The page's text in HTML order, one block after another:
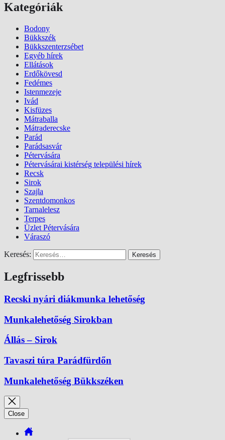
Kategóriák
Bodony
Bükkszék
Bükkszenterzsébet
Egyéb hírek
Ellátások
Erdőkövesd
Fedémes
Istenmezeje
Ivád
Kisfüzes
Mátraballa
Mátraderecske
Parád
Parádsasvár
Pétervására
Pétervásárai kistérség települési hírek
Recsk
Sirok
Szajla
Szentdomonkos
Tarnalelesz
Terpes
Üzlet Pétervására
Váraszó
Keresés:
Legfrissebb
Recski nyári diákmunka lehetőség
Munkalehetőség Sirokban
Állás – Sirok
Tavaszi túra Parádfürdőn
Munkalehetőség Bükkszéken
Close